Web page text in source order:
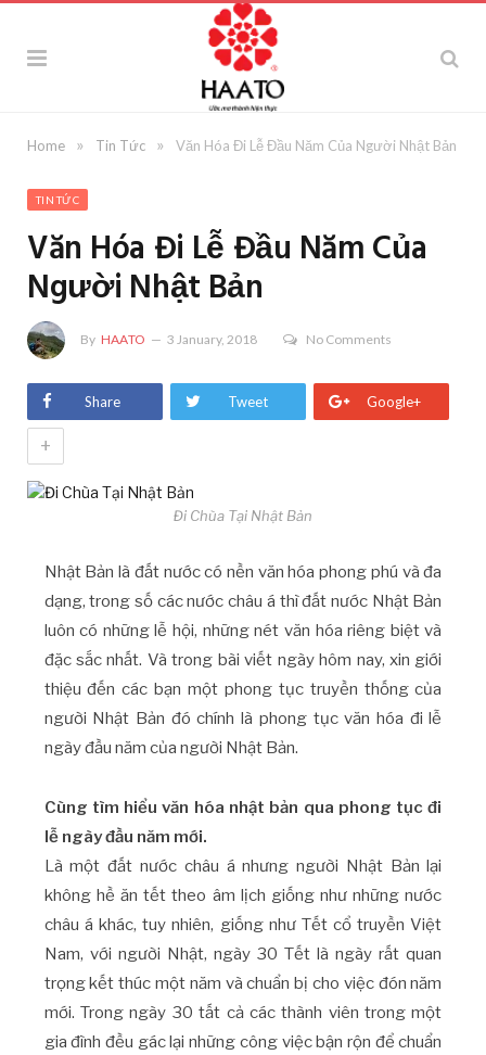
Home » Tin Tức » Văn Hóa Đi Lễ Đầu Năm Của Người Nhật Bản
TIN TỨC
Văn Hóa Đi Lễ Đầu Năm Của
Người Nhật Bản
By HAATO 3 January, 2018 No Comments
Share Tweet Google+
+
Đi Chùa Tại Nhật Bản
Nhật Bản là đất nước có nền văn hóa phong phú và đa
dạng, trong số các nước châu á thì đất nước Nhật Bản
luôn có những lễ hội, những nét văn hóa riêng biệt và
đặc sắc nhất. Và trong bài viết ngày hôm nay, xin giới
thiệu đến các bạn một phong tục truyền thống của
người Nhật Bản đó chính là phong tục văn hóa đi lễ
ngày đầu năm của người Nhật Bản.
Cùng tìm hiểu văn hóa nhật bản qua phong tục đi
lễ ngày đầu năm mới.
Là một đất nước châu á nhưng người Nhật Bản lại
không hề ăn tết theo âm lịch giống như những nước
châu á khác, tuy nhiên, giống như Tết cổ truyền Việt
Nam, với người Nhật, ngày 30 Tết là ngày rất quan
trọng kết thúc một năm và chuẩn bị cho việc đón năm
mới. Trong ngày 30 tất cả các thành viên trong một
gia đình đều gác lại những công việc bận rộn để chuẩn